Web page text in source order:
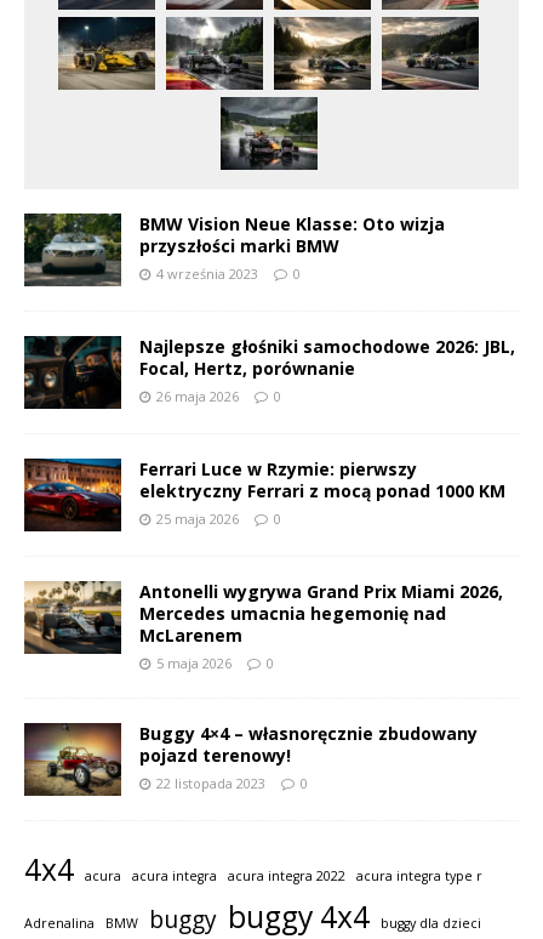
BMW Vision Neue Klasse: Oto wizja
przyszłości marki BMW
4 września 2023 0
Najlepsze głośniki samochodowe 2026: JBL,
Focal, Hertz, porównanie
26 maja 2026 0
Ferrari Luce w Rzymie: pierwszy
elektryczny Ferrari z mocą ponad 1000 KM
25 maja 2026 0
Antonelli wygrywa Grand Prix Miami 2026,
Mercedes umacnia hegemonię nad
McLarenem
5 maja 2026 0
Buggy 4×4 – własnoręcznie zbudowany
pojazd terenowy!
22 listopada 2023 0
4x4 acura acura integra acura integra 2022 acura integra type r
Adrenalina BMW buggy buggy 4x4
buggy dla dzieci